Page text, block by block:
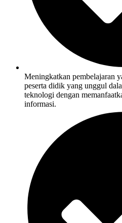
Meningkatkan pembelajaran
peserta didik yang unggul
teknologi dengan
informasi.